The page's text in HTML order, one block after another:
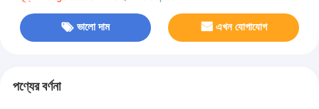
ভালো দাম এখন যোগাযোগ
পণ্যের বর্ণনা